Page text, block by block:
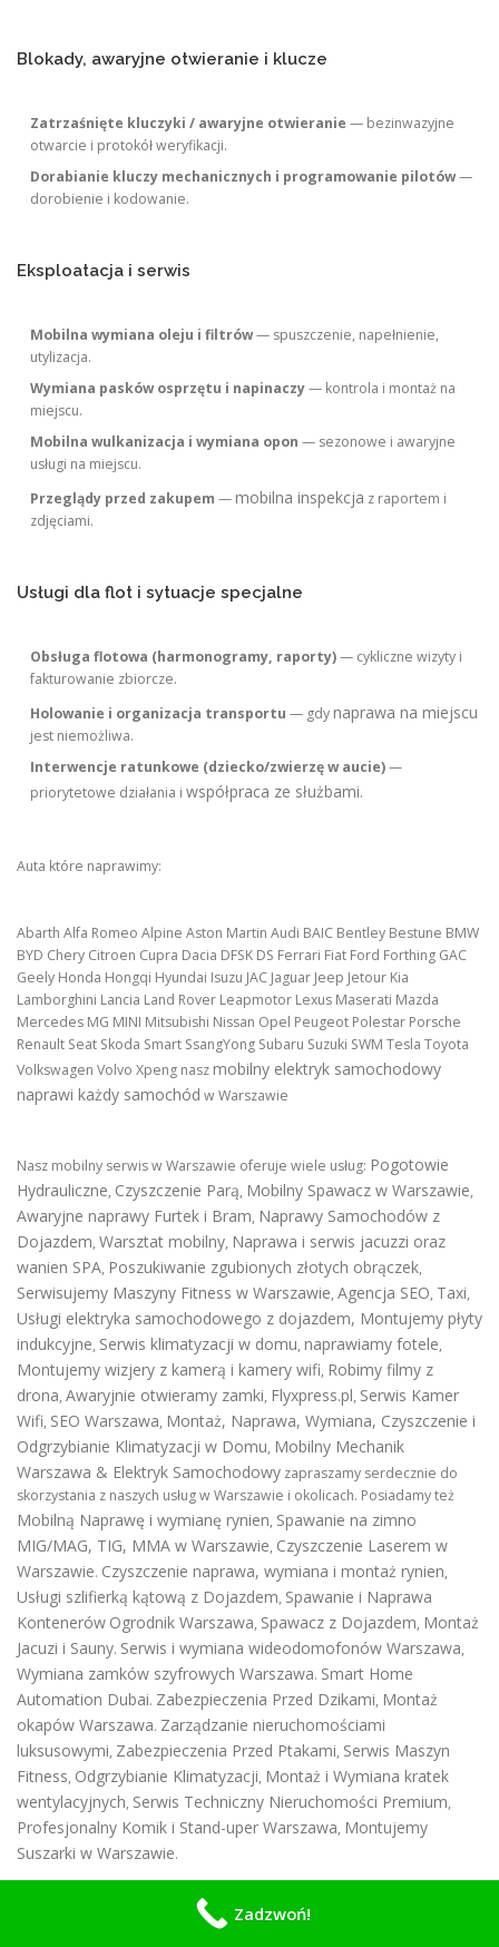
Blokady, awaryjne otwieranie i klucze
Zatrzaśnięte kluczyki / awaryjne otwieranie — bezinwazyjne
otwarcie i protokół weryfikacji.
Dorabianie kluczy mechanicznych i programowanie pilotów—
dorobienie i kodowanie.
Eksploatacja i serwis
Mobilna wymiana oleju i filtrów— spuszczenie, napełnienie,
utylizacja.
Wymiana pasków osprzętu i napinaczy— kontrola i montaż na
miejscu.
Mobilna wulkanizacja i wymiana opon — sezonowe i awaryjne
usługi na miejscu.
Przeglądy przed zakupem —mobilna inspekcja z raportem i
zdjęciami.
Usługi dla flot i sytuacje specjalne
Obsługa flotowa (harmonogramy, raporty)— cykliczne wizyty i
fakturowanie zbiorcze.
Holowanie i organizacja transportu — gdynaprawa na miejscu
jest niemożliwa.
Interwencje ratunkowe (dziecko/zwierzę w aucie)—
priorytetowe działania iwspółpraca ze służbami.
Auta które naprawimy:
Abarth Alfa Romeo Alpine Aston Martin Audi BAIC Bentley Bestune BMW
BYD Chery Citroen Cupra Dacia DFSK DS Ferrari Fiat Ford Forthing GAC
Geely Honda Hongqi Hyundai Isuzu JAC Jaguar Jeep Jetour Kia
Lamborghini Lancia Land Rover Leapmotor Lexus Maserati Mazda
Mercedes MG MINI Mitsubishi Nissan Opel Peugeot Polestar Porsche
Renault Seat Skoda Smart SsangYong Subaru Suzuki SWM Tesla Toyota
Volkswagen Volvo Xpeng naszmobilny elektryk samochodowy
naprawi każdy samochód w Warszawie
Nasz mobilny serwis w Warszawie oferuje wiele usług: Pogotowie
Hydrauliczne, Czyszczenie Parą, Mobilny Spawacz w Warszawie,
Awaryjne naprawy Furtek i Bram, Naprawy Samochodów z
Dojazdem, Warsztat mobilny, Naprawa i serwis jacuzzi oraz
wanien SPA, Poszukiwanie zgubionych złotych obrączek,
Serwisujemy Maszyny Fitness w Warszawie, Agencja SEO, Taxi,
Usługi elektryka samochodowego z dojazdem, Montujemy płyty
indukcyjne, Serwis klimatyzacji w domu, naprawiamy fotele,
Montujemy wizjery z kamerą i kamery wifi, Robimy filmy z
drona, Awaryjnie otwieramy zamki, Flyxpress.pl, Serwis Kamer
Wifi, SEO Warszawa, Montaż, Naprawa, Wymiana, Czyszczenie i
Odgrzybianie Klimatyzacji w Domu, Mobilny Mechanik
Warszawa & Elektryk Samochodowy zapraszamy serdecznie do
skorzystania z naszych usług w Warszawie i okolicach. Posiadamy też
Mobilną Naprawę i wymianę rynien, Spawanie na zimno
MIG/MAG, TIG, MMA w Warszawie, Czyszczenie Laserem w
Warszawie. Czyszczenie naprawa, wymiana i montaż rynien,
Usługi szlifierką kątową z Dojazdem, Spawanie i Naprawa
Kontenerów Ogrodnik Warszawa, Spawacz z Dojazdem, Montaż
Jacuzi i Sauny. Serwis i wymiana wideodomofonów Warszawa,
Wymiana zamków szyfrowych Warszawa. Smart Home
Automation Dubai. Zabezpieczenia Przed Dzikami, Montaż
okapów Warszawa. Zarządzanie nieruchomościami
luksusowymi, Zabezpieczenia Przed Ptakami, Serwis Maszyn
Fitness, Odgrzybianie Klimatyzacji, Montaż i Wymiana kratek
wentylacyjnych, Serwis Techniczny Nieruchomości Premium,
Profesjonalny Komik i Stand-uper Warszawa, Montujemy
Suszarki w Warszawie.
Zadzwoń!